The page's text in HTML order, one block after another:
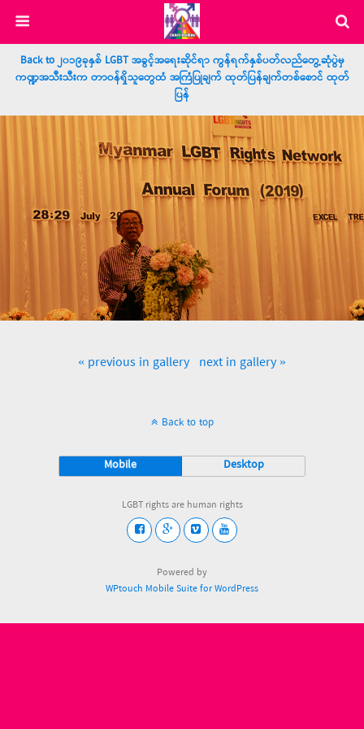
Back to ၂၀၁၉ခုနှစ် LGBT အခွင့်အရေးဆိုင်ရာ ကွန်ရက်နှစ်ပတ်လည်တွေ့ဆုံပွဲမှ
ကဏ္ဍအသီးသီးက တာဝန်ရှိသူတွေထံ အကြံပြုချက် ထုတ်ပြန်ချက်တစ်စောင် ထုတ်
ပြန်
« previous in gallery next in gallery »
Back to top
Mobile Desktop
LGBT rights are human rights
Powered by
WPtouch Mobile Suite for WordPress